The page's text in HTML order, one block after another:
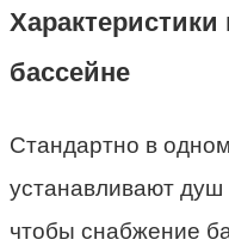
бассейне
Стандартно в
устанавливают душ
чтобы снабжение